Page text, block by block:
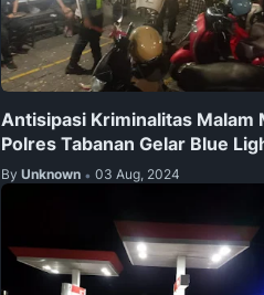
Antisipasi Kriminalitas Malam
Polres Tabanan Gelar Blue
By Unknown • 03 Aug, 2024